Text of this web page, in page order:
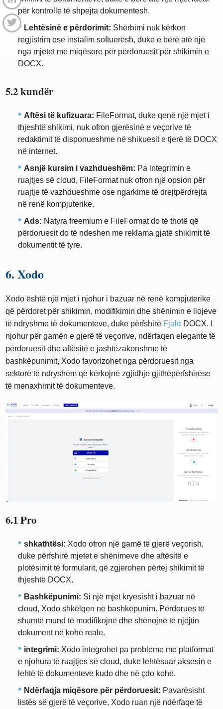
për kontrolle të shpejta dokumentesh.
Lehtësinë e përdorimit: Shërbimi nuk kërkon
regjistrim ose instalim softuerësh, duke e bërë atë një
nga mjetet më miqësore për përdoruesit për shikimin e
DOCX.
5.2 kundër
Aftësi të kufizuara: FileFormat, duke qenë një mjet i
thjeshtë shikimi, nuk ofron gjerësinë e veçorive të
redaktimit të disponueshme në shikuesit e tjerë të DOCX
në internet.
Asnjë kursim i vazhdueshëm: Pa integrimin e
ruajtjes së cloud, FileFormat nuk ofron një opsion për
ruajtje të vazhdueshme ose ngarkime të drejtpërdrejta
në renë kompjuterike.
Ads: Natyra freemium e FileFormat do të thotë që
përdoruesit do të ndeshen me reklama gjatë shikimit të
dokumentit të tyre.
6. Xodo
Xodo është një mjet i njohur i bazuar në renë kompjuterike
që përdoret për shikimin, modifikimin dhe shënimin e llojeve
të ndryshme të dokumenteve, duke përfshirë Fjalë DOCX. I
njohur për gamën e gjerë të veçorive, ndërfaqen elegante të
përdoruesit dhe aftësitë e jashtëzakonshme të
bashkëpunimit, Xodo favorizohet nga përdoruesit nga
sektorë të ndryshëm që kërkojnë zgjidhje gjithëpërfshirëse
të menaxhimit të dokumenteve.
6.1 Pro
shkathtësi: Xodo ofron një gamë të gjerë veçorish,
duke përfshirë mjetet e shënimeve dhe aftësitë e
plotësimit të formularit, që zgjerohen përtej shikimit të
thjeshtë DOCX.
Bashkëpunimi: Si një mjet kryesisht i bazuar në
cloud, Xodo shkëlqen në bashkëpunim. Përdorues të
shumtë mund të modifikojnë dhe shënojnë të njëjtin
dokument në kohë reale.
integrimi: Xodo integrohet pa probleme me platformat
e njohura të ruajtjes së cloud, duke lehtësuar aksesin e
lehtë të dokumenteve kudo dhe në çdo kohë.
Ndërfaqja miqësore për përdoruesit: Pavarësisht
listës së gjerë të veçorive, Xodo ruan një ndërfaqe të